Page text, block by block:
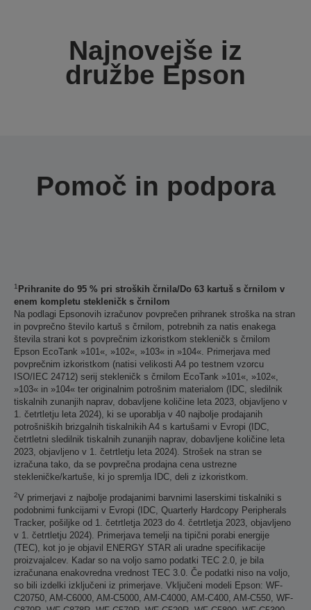
Najnovejše iz
družbe Epson
Pomoč in podpora
1 Prihranite do 95 % pri stroških črnila/Do 63 kartuš s črnilom v
enem kompletu stekleničk s črnilom
Na podlagi Epsonovih izračunov povprečen prihranek stroška na stran
in povprečno število kartuš s črnilom, potrebnih za natis enakega
števila strani kot s povprečnim izkoristkom stekleničk s črnilom
Epson EcoTank »101«, »102«, »103« in »104«. Primerjava med
povprečnim izkoristkom (natisi velikosti A4 po testnem vzorcu
ISO/IEC 24712) serij stekleničk s črnilom EcoTank »101«, »102«,
»103« in »104« ter originalnim potrošnim materialom (IDC, sledilnik
tiskalnih zunanjih naprav, dobavljene količine leta 2023, objavljeno v
1. četrtletju leta 2024), ki se uporablja v 40 najbolje prodajanih
potrošniških brizgalnih tiskalnikih A4 s kartušami v Evropi (IDC,
četrtletni sledilnik tiskalnih zunanjih naprav, dobavljene količine leta
2023, objavljeno v 1. četrtletju leta 2024). Strošek na stran se
izračuna tako, da se povprečna prodajna cena ustrezne
stekleničke/kartuše, ki jo spremlja IDC, deli z izkoristkom.
2V primerjavi z najbolje prodajanimi barvnimi laserskimi tiskalniki s
podobnimi funkcijami v Evropi (IDC, Quarterly Hardcopy Peripherals
Tracker, pošiljke od 1. četrtletja 2023 do 4. četrtletja 2023, objavljeno
v 1. četrtletju 2024). Primerjava temelji na tipični porabi energije
(TEC), kot jo je objavil ENERGY STAR ali uradne specifikacije
proizvajalcev. Kadar so na voljo samo podatki TEC 2.0, je bila
izračunana enakovredna vrednost TEC 3.0. Če podatki niso na voljo,
so bili izdelki izključeni iz primerjave. Vključeni modeli Epson: WF-
C20750, AM-C6000, AM-C5000, AM-C4000, AM-C400, AM-C550, WF-